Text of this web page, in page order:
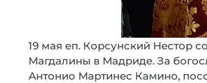
19 мая еп. Корсунский Нестор
Магдалины в Мадриде. За
Антонио Мартинес Камино,